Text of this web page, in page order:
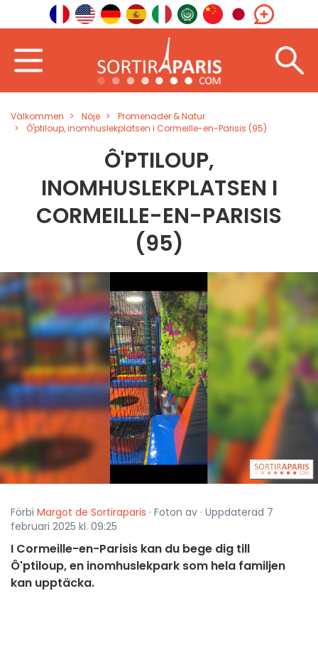
Välkommen Nöje
Promenader & Natur
Ô'ptiloup, inomhuslekplatsen i Cormeille-en-Parisis (95)
Ô'PTILOUP,
INOMHUSLEKPLATSEN I
CORMEILLE-EN-PARISIS
(95)
Förbi Margot de Sortiraparis · Foton av · Uppdaterad 7
februari 2025 kl. 09:25
I Cormeille-en-Parisis kan du bege dig till
Ô'ptiloup, en inomhuslekpark som hela familjen
kan upptäcka.